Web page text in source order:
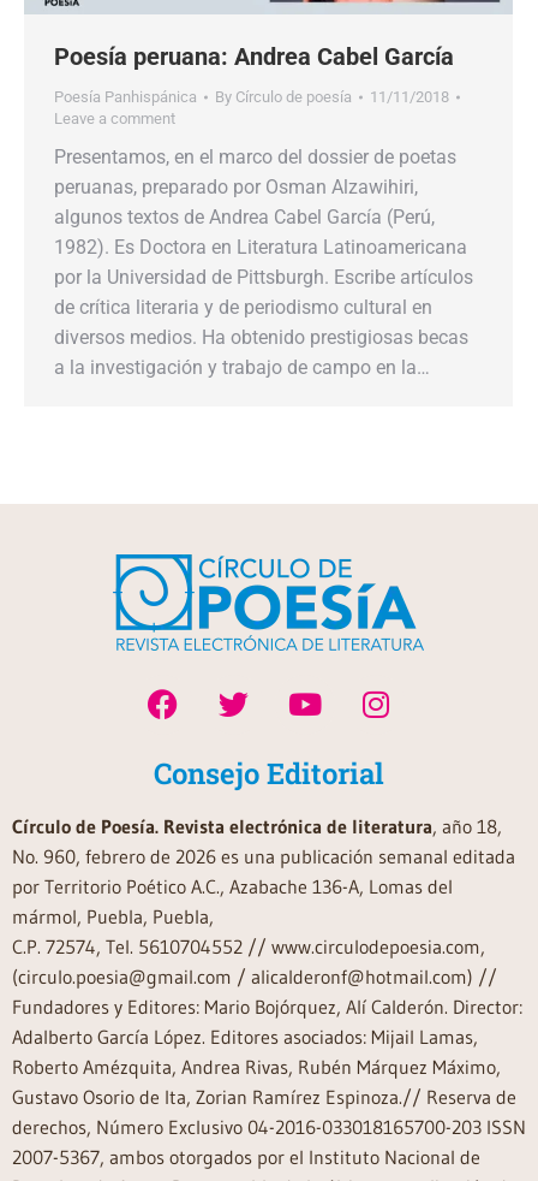
Poesía peruana: Andrea Cabel García
Poesía Panhispánica By Círculo de poesía
11/11/2018
Leave a comment
Presentamos, en el marco del dossier de poetas
peruanas, preparado por Osman Alzawihiri,
algunos textos de Andrea Cabel García (Perú,
1982). Es Doctora en Literatura Latinoamericana
por la Universidad de Pittsburgh. Escribe artículos
de crítica literaria y de periodismo cultural en
diversos medios. Ha obtenido prestigiosas becas
a la investigación y trabajo de campo en la…
Consejo Editorial
Círculo de Poesía. Revista electrónica de literatura, año 18,
No. 960, febrero de 2026 es una publicación semanal editada
por Territorio Poético A.C., Azabache 136-A, Lomas del
mármol, Puebla, Puebla,
C.P. 72574, Tel. 5610704552 // www.circulodepoesia.com,
(circulo.poesia@gmail.com / alicalderonf@hotmail.com) //
Fundadores y Editores: Mario Bojórquez, Alí Calderón. Director:
Adalberto García López. Editores asociados: Mijail Lamas,
Roberto Amézquita, Andrea Rivas, Rubén Márquez Máximo,
Gustavo Osorio de Ita, Zorian Ramírez Espinoza.// Reserva de
derechos, Número Exclusivo 04-2016-033018165700-203 ISSN
2007-5367, ambos otorgados por el Instituto Nacional de